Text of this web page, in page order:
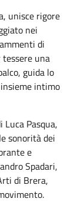
unisce rigore
nei
di
una
guida lo
intimo
Pasqua,
sonorità dei
e
Spadari,
di Brera,